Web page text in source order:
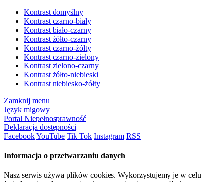
Kontrast domyślny
Kontrast czarno-biały
Kontrast biało-czarny
Kontrast żółto-czarny
Kontrast czarno-żółty
Kontrast czarno-zielony
Kontrast zielono-czarny
Kontrast żółto-niebieski
Kontrast niebiesko-żółty
Zamknij menu
Język migowy
Portal Niepełnosprawność
Deklaracja dostępności
FacebookYouTube Tik Tok Instagram RSS
Informacja o przetwarzaniu danych
Nasz serwis używa plików cookies. Wykorzystujemy je w celu